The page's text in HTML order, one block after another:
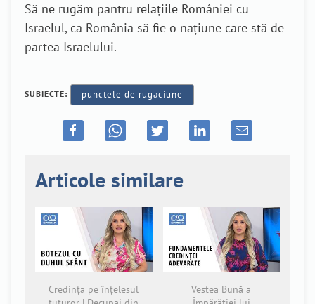
Să ne rugăm pantru relaţiile României cu
Israelul, ca România să fie o naţiune care stă de
partea Israelului.
SUBIECTE: punctele de rugaciune
Articole similare
Credința pe înțelesul
Vestea Bună a